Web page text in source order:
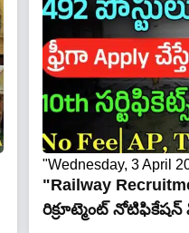
"Wednesday, 3 April
"Railway
రిక్రూట్మెంట్